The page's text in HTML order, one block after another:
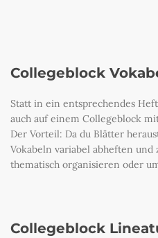
Collegeblock
Statt in ein entsprechendes
auch auf einem Collegeblock
Der Vorteil: Da du Blätter
Vokabeln variabel abheften und
thematisch organisieren oder
Collegeblock